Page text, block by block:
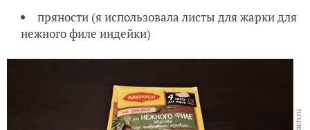
пряности (я использовала листы для жарки для
нежного филе индейки)